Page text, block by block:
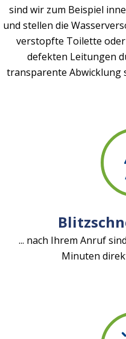
sind wir zum Beispiel
und stellen die
verstopfte Toilette
defekten Leitungen
transparente Abwicklung
... nach Ihrem Anruf
Minuten